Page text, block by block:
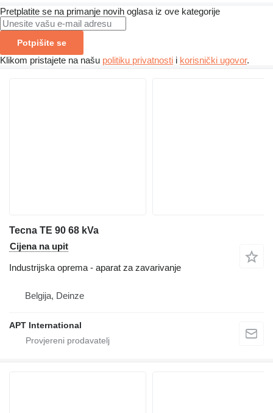
Pretplatite se na primanje novih oglasa iz ove kategorije
Potpišite se
Klikom pristajete na našu politiku privatnosti i korisnički ugovor.
Tecna TE 90 68 kVa
Cijena na upit
Industrijska oprema - aparat za zavarivanje
Belgija, Deinze
APT International